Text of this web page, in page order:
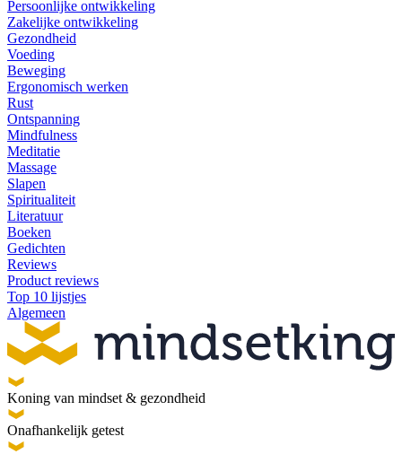
Persoonlijke ontwikkeling
Zakelijke ontwikkeling
Gezondheid
Voeding
Beweging
Ergonomisch werken
Rust
Ontspanning
Mindfulness
Meditatie
Massage
Slapen
Spiritualiteit
Literatuur
Boeken
Gedichten
Reviews
Product reviews
Top 10 lijstjes
Algemeen
Koning van mindset & gezondheid
Onafhankelijk getest